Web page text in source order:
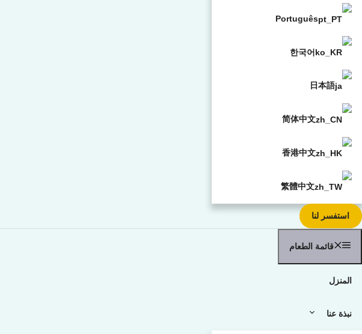
Português
한국어
日本語
简体中文
香港中文
繁體中文
استفسر لنا
قائمة الطعام
المنزل
نبذة عنا